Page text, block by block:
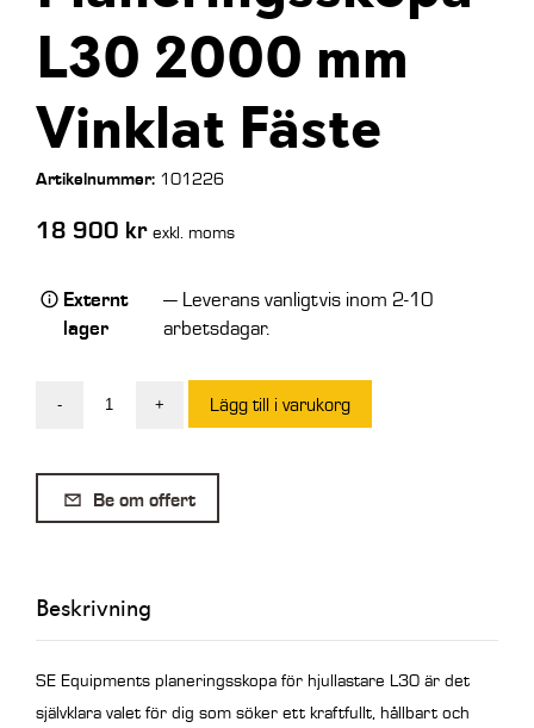
L30 2000 mm
Vinklat Fäste
Artikelnummer:101226
18 900 kr exkl. moms
Externt
lager
— Leverans vanligtvis inom 2-10
arbetsdagar.
-
L30
2000
Fäste
mängd
+ Lägg till i varukorg
Be om offert
Beskrivning
SE Equipments planeringsskopa för hjullastare L30 är det
självklara valet för dig som söker ett kraftfullt, hållbart och